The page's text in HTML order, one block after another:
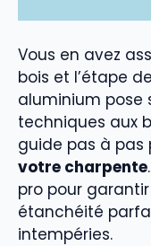
Vous en avez
bois et l’étape
aluminium pose
techniques aux
guide pas à pas
votre charpente
pro pour
étanchéité
intempéries.